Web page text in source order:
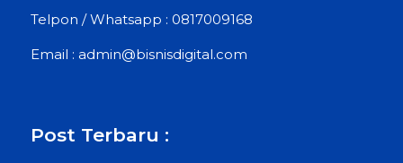
Telpon / Whatsapp : 0817009168
Email : admin@bisnisdigital.com
Post Terbaru :